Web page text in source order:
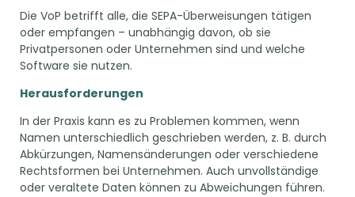
Die VoP betrifft alle, die SEPA-Überweisungen tätigen
oder empfangen – unabhängig davon, ob sie
Privatpersonen oder Unternehmen sind und welche
Software sie nutzen.
Herausforderungen
In der Praxis kann es zu Problemen kommen, wenn
Namen unterschiedlich geschrieben werden, z. B. durch
Abkürzungen, Namensänderungen oder verschiedene
Rechtsformen bei Unternehmen. Auch unvollständige
oder veraltete Daten können zu Abweichungen führen.